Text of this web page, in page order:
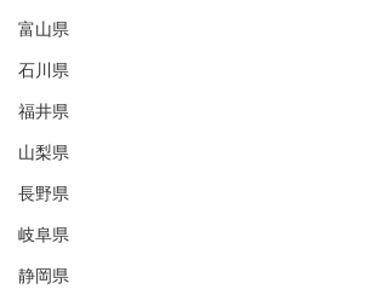
富山県
石川県
福井県
山梨県
長野県
岐阜県
静岡県